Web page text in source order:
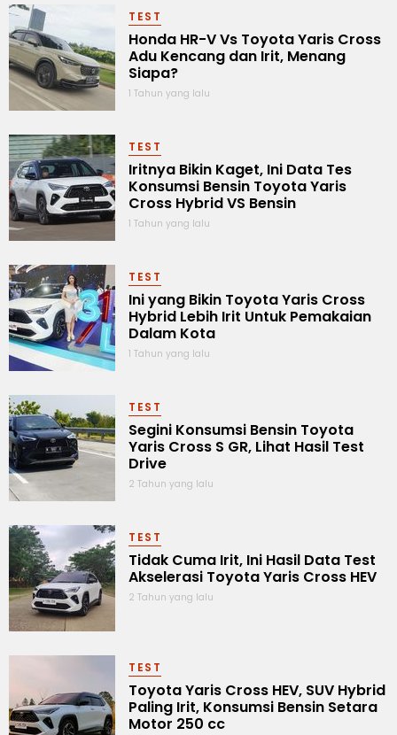
TEST
Honda HR-V Vs Toyota Yaris Cross
Adu Kencang dan Irit, Menang
Siapa?
1 Tahun yang lalu
TEST
Iritnya Bikin Kaget, Ini Data Tes
Konsumsi Bensin Toyota Yaris
Cross Hybrid VS Bensin
1 Tahun yang lalu
TEST
Ini yang Bikin Toyota Yaris Cross
Hybrid Lebih Irit Untuk Pemakaian
Dalam Kota
1 Tahun yang lalu
TEST
Segini Konsumsi Bensin Toyota
Yaris Cross S GR, Lihat Hasil Test
Drive
2 Tahun yang lalu
TEST
Tidak Cuma Irit, Ini Hasil Data Test
Akselerasi Toyota Yaris Cross HEV
2 Tahun yang lalu
TEST
Toyota Yaris Cross HEV, SUV Hybrid
Paling Irit, Konsumsi Bensin Setara
Motor 250 cc